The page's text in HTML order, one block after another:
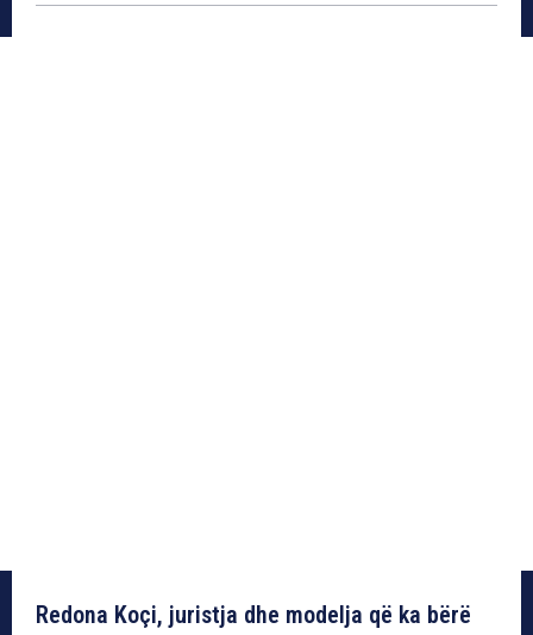
Redona Koçi, juristja dhe modelja që ka bërë